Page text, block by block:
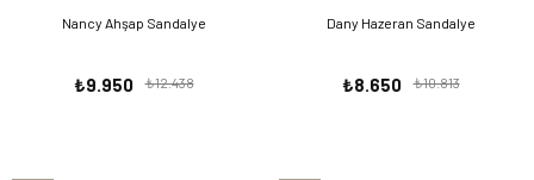
Nancy Ahşap Sandalye
₺9.950 ₺12.438
Dany Hazeran Sandalye
₺8.650 ₺10.813